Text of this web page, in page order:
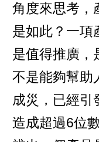
角度來思考，
是如此？一項
是值得推廣，
不是能夠幫助
成災，已經引
造成超過6位